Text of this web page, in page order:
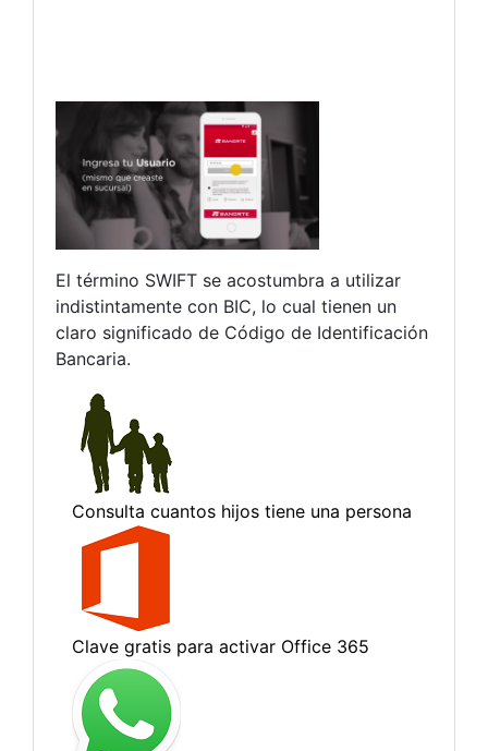
El término SWIFT se acostumbra a utilizar
indistintamente con BIC, lo cual tienen un
claro significado de Código de Identificación
Bancaria.